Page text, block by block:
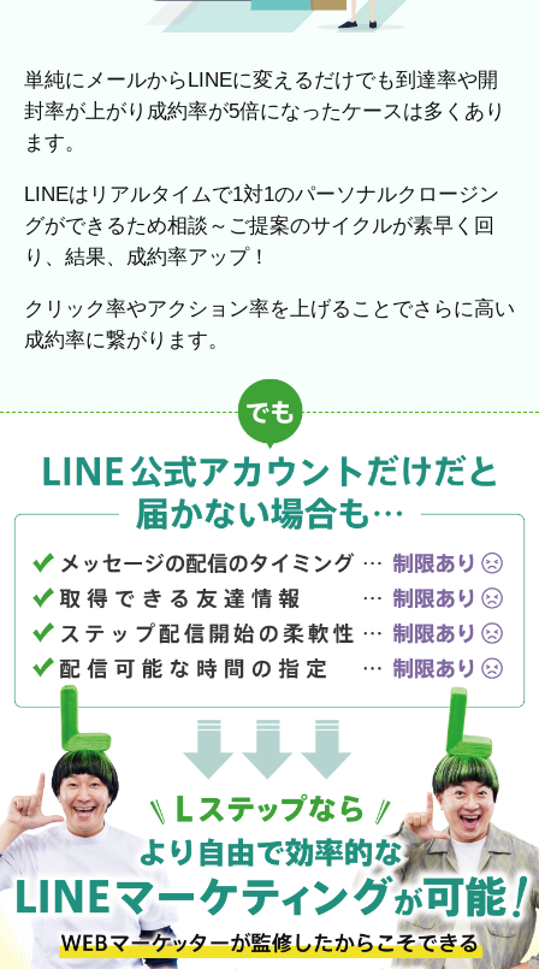
単純にメールからLINEに変えるだけでも到達率や開
封率が上がり成約率が5倍になったケースは多くあり
ます。
LINEはリアルタイムで1対1のパーソナルクロージン
グができるため相談～ご提案のサイクルが素早く回
り、結果、成約率アップ！
クリック率やアクション率を上げることでさらに高い
成約率に繋がります。